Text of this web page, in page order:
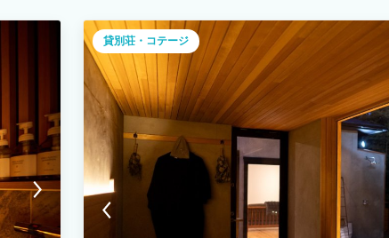
貸別荘・コテージ